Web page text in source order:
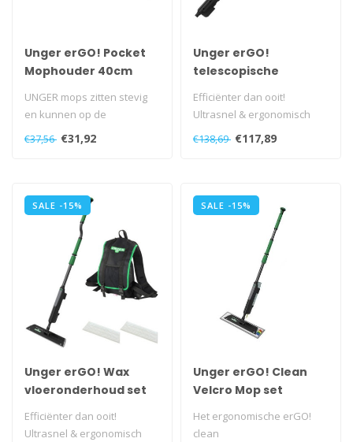
Unger erGO! Pocket
Mophouder 40cm
UNGER mops zitten stevig
en kunnen op de
mophouder uitgeperst
worden. Universeel..
€37,56 €31,92
Unger erGO!
telescopische
Efficiënter dan ooit!
Ultrasnel & ergonomisch
met slechts één persoon...
€138,69 €117,89
SALE -15%
Unger erGO! Wax
vloeronderhoud set
met Velcro Mop
Efficiënter dan ooit!
Ultrasnel & ergonomisch
SALE -15%
Unger erGO! Clean
Velcro Mop set
Het ergonomische erGO!
clean